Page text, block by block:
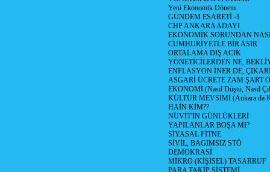
Yeni Ekonomik Dönem
GÜNDEM ESARETİ -1
CHP ANKARA ADAYI
EKONOMİK SORUNDAN
CUMHURİYETLE BİR ASIR
ORTALAMA DIŞ ACIK
YÖNETİCİLERDEN NE,
ENFLASYON İNER DE,
ASGARİ ÜCRETE ZAM ŞART
EKONOMİ (Nasıl Düştü, Nasıl
KÜLTÜR MEVSİMİ (Ankara da
HAİN KİM??
NÜVİT'İN GÜNLÜKLERİ
YAPILANLAR BOŞA MI?
SİYASAL FİTNE
SİVİL, BAGIMSIZ STÖ
DEMOKRASİ
MİKRO (KİŞİSEL) TASARRUF
PARA TAKİP SİSTEMİ